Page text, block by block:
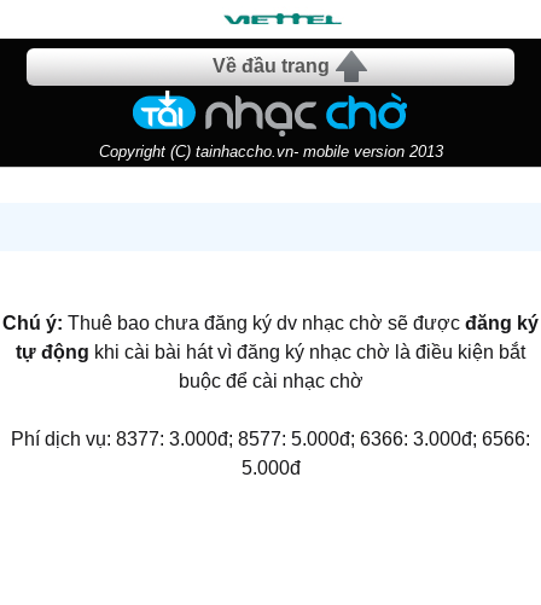
Về đầu trang
Copyright (C) tainhaccho.vn- mobile version 2013
Chú ý: Thuê bao chưa đăng ký dv nhạc chờ sẽ được đăng ký
tự động khi cài bài hát vì đăng ký nhạc chờ là điều kiện bắt
buộc để cài nhạc chờ
Phí dịch vụ: 8377: 3.000đ; 8577: 5.000đ; 6366: 3.000đ; 6566:
5.000đ